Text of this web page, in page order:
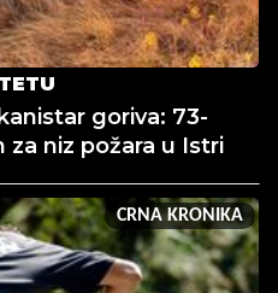
goriva: 73-
niz požara u Istri
CRNA KRONIKA